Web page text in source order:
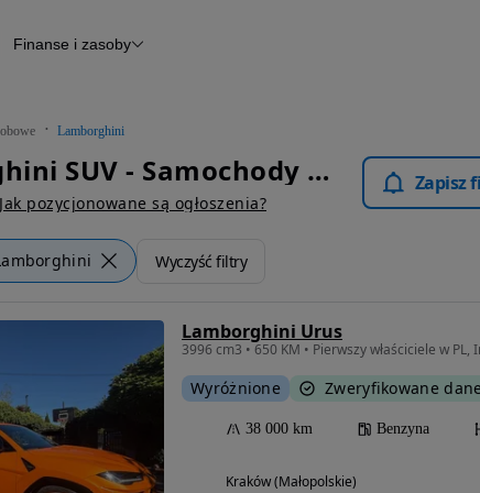
Raport z inspekcji
Otomoto News
Finanse i zasoby
Lamborghini
Lamborghini SUV - Samochody Osobowe
Jak pozycjonowane są ogłoszenia?
Zapisz
Wyczyść filtry
Lamborghini Urus
3996 cm3 • 650 KM • Pierwszy właściciele w PL,
Wyróżnione Zweryfikowane dane
38 000 km Benzyna
Kraków (Małopolskie)